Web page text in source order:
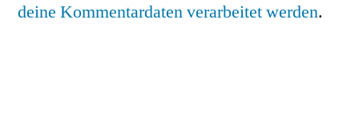
deine Kommentardaten verarbeitet werden.